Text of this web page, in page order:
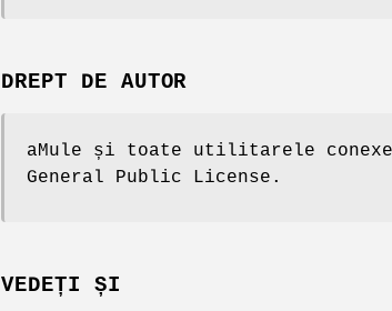
DREPT DE AUTOR
aMule și toate utilitarele
General Public License.
VEDEȚI ȘI